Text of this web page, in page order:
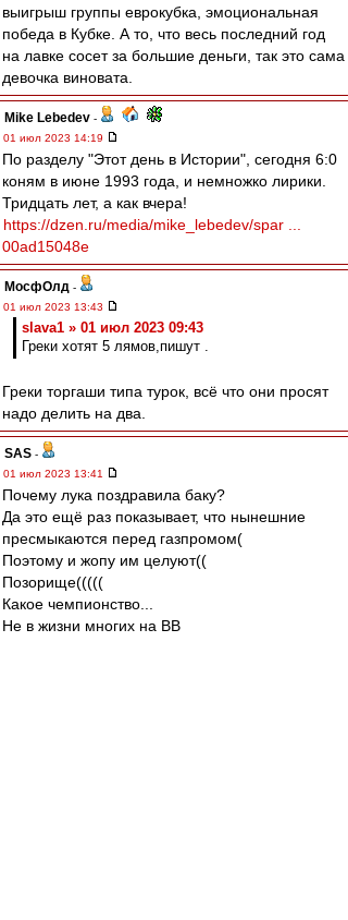
выигрыш группы еврокубка, эмоциональная
победа в Кубке. А то, что весь последний год
на лавке сосет за большие деньги, так это сама
девочка виновата.
Mike Lebedev -
01 июл 2023 14:19
По разделу "Этот день в Истории", сегодня 6:0
коням в июне 1993 года, и немножко лирики.
Тридцать лет, а как вчера!
https://dzen.ru/media/mike_lebedev/spar ...
00ad15048e
МосфОлд -
01 июл 2023 13:43
slava1 » 01 июл 2023 09:43
Греки хотят 5 лямов,пишут .
Греки торгаши типа турок, всё что они просят
надо делить на два.
SAS -
01 июл 2023 13:41
Почему лука поздравила баку?
Да это ещё раз показывает, что нынешние
пресмыкаются перед газпромом(
Поэтому и жопу им целуют((
Позорище(((((
Какое чемпионство...
Не в жизни многих на ВВ